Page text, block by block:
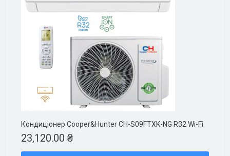
Кондиціонер Cooper&Hunter CH-S09FTXK-NG R32 Wi-Fi
23,120.00 ₴